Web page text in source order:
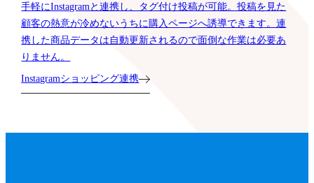
手軽にInstagramと連携し、タグ付け投稿が可能。投稿を見た
顧客の熱意が冷めないうちに購入ページへ誘導できます。連
携した商品データは自動更新されるので面倒な作業は必要あ
りません。
Instagramショッピング連携